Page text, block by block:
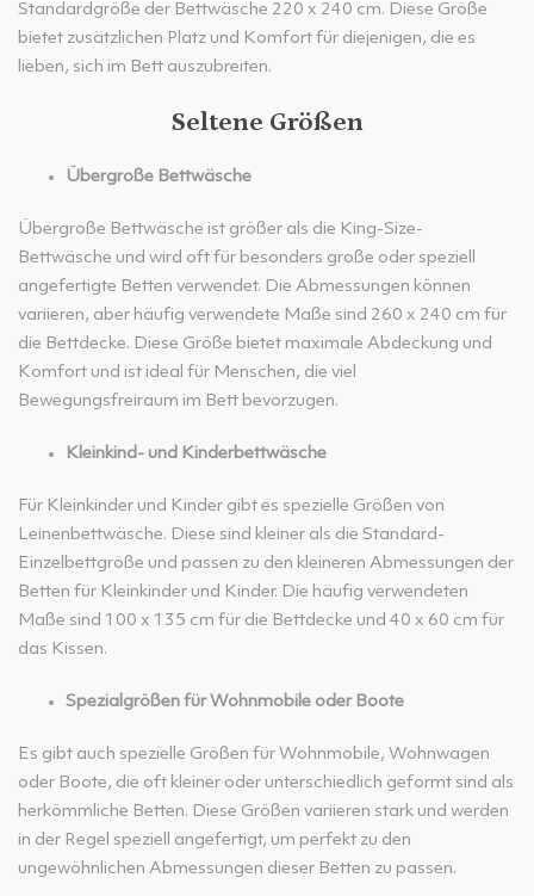
Standardgröße der Bettwäsche 220 x 240 cm. Diese Größe
bietet zusätzlichen Platz und Komfort für diejenigen, die es
lieben, sich im Bett auszubreiten.
Seltene Größen
Übergroße Bettwäsche
Übergroße Bettwäsche ist größer als die King-Size-
Bettwäsche und wird oft für besonders große oder speziell
angefertigte Betten verwendet. Die Abmessungen können
variieren, aber häufig verwendete Maße sind 260 x 240 cm für
die Bettdecke. Diese Größe bietet maximale Abdeckung und
Komfort und ist ideal für Menschen, die viel
Bewegungsfreiraum im Bett bevorzugen.
Kleinkind- und Kinderbettwäsche
Für Kleinkinder und Kinder gibt es spezielle Größen von
Leinenbettwäsche. Diese sind kleiner als die Standard-
Einzelbettgröße und passen zu den kleineren Abmessungen der
Betten für Kleinkinder und Kinder. Die häufig verwendeten
Maße sind 100 x 135 cm für die Bettdecke und 40 x 60 cm für
das Kissen.
Spezialgrößen für Wohnmobile oder Boote
Es gibt auch spezielle Größen für Wohnmobile, Wohnwagen
oder Boote, die oft kleiner oder unterschiedlich geformt sind als
herkömmliche Betten. Diese Größen variieren stark und werden
in der Regel speziell angefertigt, um perfekt zu den
ungewöhnlichen Abmessungen dieser Betten zu passen.